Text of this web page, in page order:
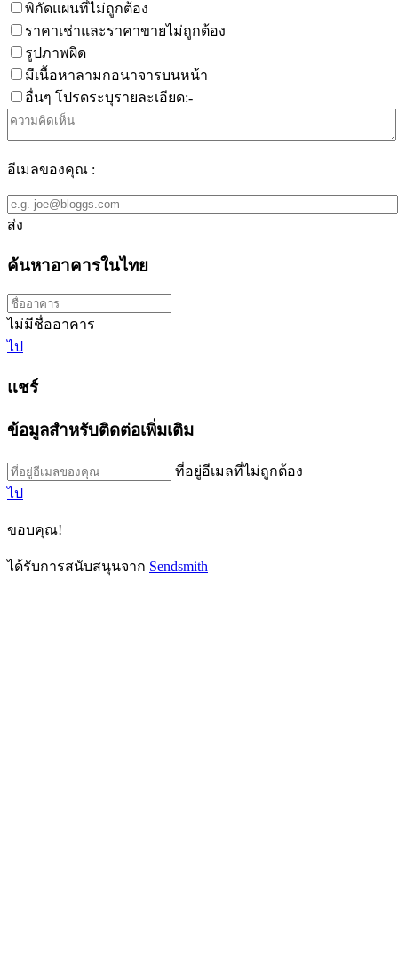
พิกัดแผนที่ไม่ถูกต้อง
ราคาเช่าและราคาขายไม่ถูกต้อง
รูปภาพผิด
มีเนื้อหาลามกอนาจารบนหน้า
อื่นๆ โปรดระบุรายละเอียด:-
อีเมลของคุณ :
ส่ง
ค้นหาอาคารในไทย
ไม่มีชื่ออาคาร
ไป
แชร์
ข้อมูลสำหรับติดต่อเพิ่มเติม
ที่อยู่อีเมลที่ไม่ถูกต้อง
ไป
ขอบคุณ!
ได้รับการสนับสนุนจาก Sendsmith